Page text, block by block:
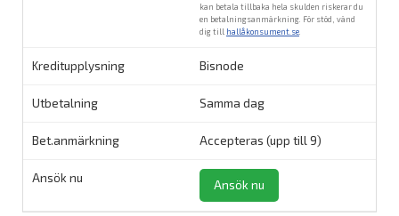
kan betala tillbaka hela skulden riskerar du
en betalningsanmärkning. För stöd, vänd
dig till hallåkonsument.se
Bisnode
Samma dag
Accepteras (upp till 9)
Ansök nu